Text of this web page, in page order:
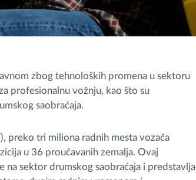
zbog tehnoloških promena u sektoru
profesionalnu vožnju, kao što su
saobraćaja.
preko tri miliona radnih mesta vozača
u 36 proučavanih zemalja. Ovaj
na sektor drumskog saobraćaja i predstavlja